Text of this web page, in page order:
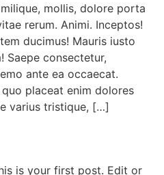
mollis, dolore porta
rerum. Animi. Inceptos!
ducimus! Mauris iusto
Saepe consectetur,
ante ea occaecat.
placeat enim dolores
varius tristique, […]
is your first post. Edit or